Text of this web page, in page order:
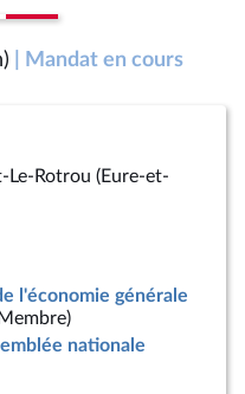
| Mandat en cours
Le-Rotrou (Eure-et-
l'économie générale
nationale